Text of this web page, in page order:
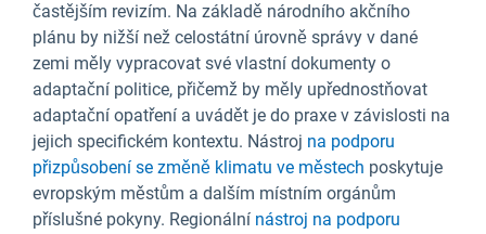
častějším revizím. Na základě národního akčního
plánu by nižší než celostátní úrovně správy v dané
zemi měly vypracovat své vlastní dokumenty o
adaptační politice, přičemž by měly upřednostňovat
adaptační opatření a uvádět je do praxe v závislosti na
jejich specifickém kontextu. Nástroj na podporu
přizpůsobení se změně klimatu ve městech poskytuje
evropským městům a dalším místním orgánům
příslušné pokyny. Regionální nástroj na podporu